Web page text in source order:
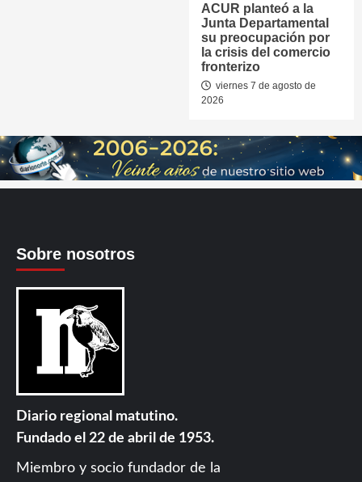
ACUR planteó a la
Junta Departamental
su preocupación por
la crisis del comercio
fronterizo
viernes 7 de agosto de
2026
Sobre nosotros
Diario regional matutino.
Fundado el 22 de abril de 1953.
Miembro y socio fundador de la